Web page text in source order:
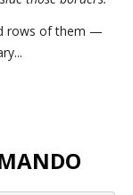
rows of them —